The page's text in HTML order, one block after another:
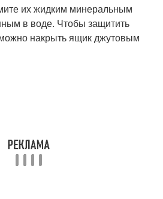
их жидким минеральным
в воде. Чтобы защитить
накрыть ящик джутовым